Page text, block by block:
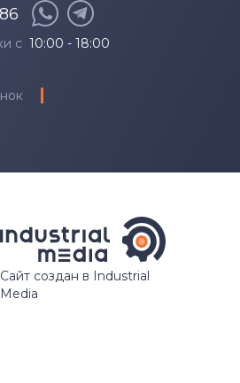
с 10:00 - 18:00
Сайт создан в Industrial
Media